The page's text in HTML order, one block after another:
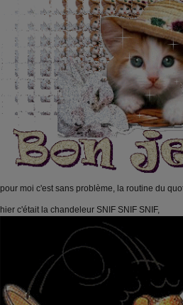
pour moi c'est sans problème, la routine du
hier c'était la chandeleur SNIF SNIF SNIF,